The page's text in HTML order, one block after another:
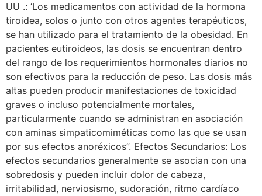
UU .: ‘Los medicamentos con actividad de la hormona
tiroidea, solos o junto con otros agentes terapéuticos,
se han utilizado para el tratamiento de la obesidad. En
pacientes eutiroideos, las dosis se encuentran dentro
del rango de los requerimientos hormonales diarios no
son efectivos para la reducción de peso. Las dosis más
altas pueden producir manifestaciones de toxicidad
graves o incluso potencialmente mortales,
particularmente cuando se administran en asociación
con aminas simpaticomiméticas como las que se usan
por sus efectos anoréxicos”. Efectos Secundarios: Los
efectos secundarios generalmente se asocian con una
sobredosis y pueden incluir dolor de cabeza,
irritabilidad, nerviosismo, sudoración, ritmo cardíaco